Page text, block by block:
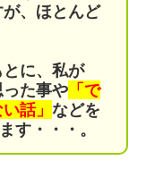
、ほとんど
に、私が
った事や 「で
話」 などを
す・・・。